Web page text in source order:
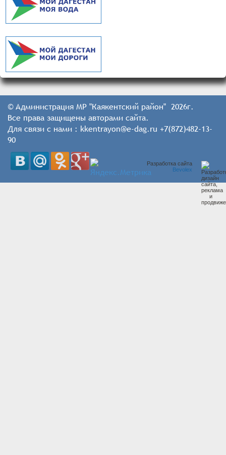
© Администрация МР "Каякентский район" 2026г.
Все права защищены авторами сайта.
Для связи с нами : kkentrayon@e-dag.ru +7(872)482-13-
90
Разработка сайта
Bevolex